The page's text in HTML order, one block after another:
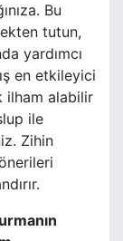
Bu
tutun,
yardımcı
en etkileyici
ilham alabilir
ile
Zihin